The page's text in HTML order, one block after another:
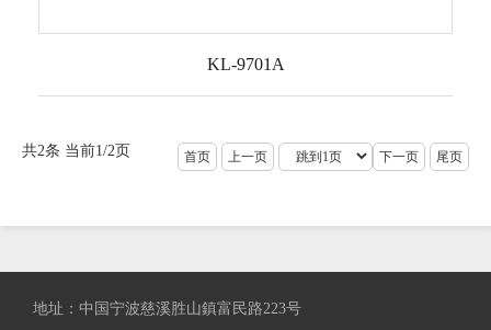
KL-9701A
共2条 当前1/2页 首页 上一页 下一页 尾页
地址：中国宁波慈溪胜山鎮富民路223号